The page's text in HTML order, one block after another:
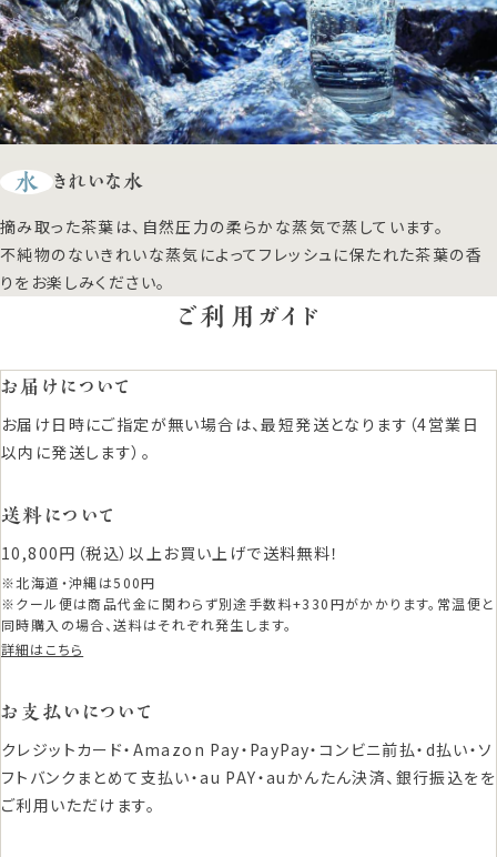
水 きれいな水
摘み取った茶葉は、自然圧力の柔らかな蒸気で蒸しています。
不純物のないきれいな蒸気によってフレッシュに保たれた茶葉の香
りをお楽しみください。
ご利用ガイド
お届けについて
お届け日時にご指定が無い場合は、最短発送となります（4営業日
以内に発送します）。
送料について
10,800円（税込）以上お買い上げで送料無料！
※北海道・沖縄は500円
※クール便は商品代金に関わらず別途手数料+330円がかかります。常温便と
同時購入の場合、送料はそれぞれ発生します。
詳細はこちら
お支払いについて
クレジットカード・Amazon Pay・PayPay・コンビニ前払・d払い・ソ
フトバンクまとめて支払い・au PAY・auかんたん決済、銀行振込をを
ご利用いただけます。